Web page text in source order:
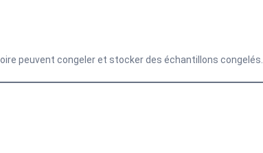
peuvent congeler et stocker des échantillons congelés.